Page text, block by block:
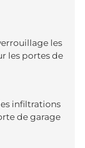
les
les portes de
infiltrations
de garage